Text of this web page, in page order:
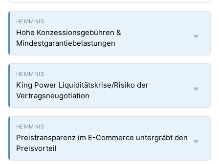
Hohe Konzessionsgebühren &
Mindestgarantiebelastungen
King Power Liquiditätskrise/Risiko der
Vertragsneugotiation
Preistransparenz im E-Commerce untergräbt den
Preisvorteil